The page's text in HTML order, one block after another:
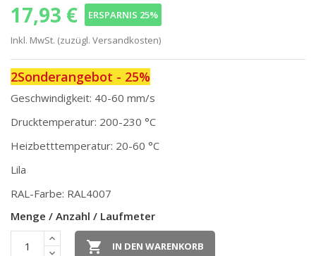
17,93 €
ERSPARNIS 25%
Inkl. MwSt. (zuzügl. Versandkosten)
2Sonderangebot - 25%
Geschwindigkeit: 40-60 mm/s
Drucktemperatur: 200-230 °C
Heizbetttemperatur: 20-60 °C
Lila
RAL-Farbe: RAL 4007
Menge / Anzahl / Laufmeter
 IN DEN WARENKORB